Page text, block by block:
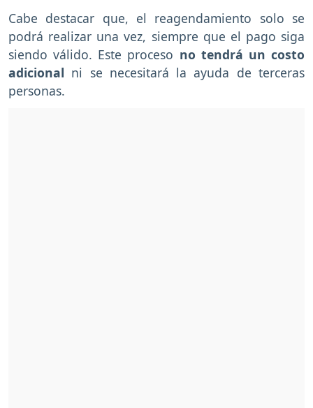
Cabe destacar que, el reagendamiento solo se
podrá realizar una vez, siempre que el pago siga
siendo válido. Este proceso no tendrá un costo
adicional ni se necesitará la ayuda de terceras
personas.